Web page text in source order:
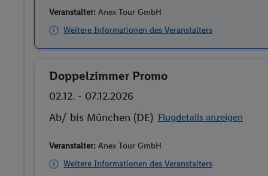
Veranstalter: Anex Tour GmbH
Weitere Informationen des Veranstalters
Buchen
Doppelzimmer Promo
02.12. - 07.12.2026
Ab/ bis München (DE) Flugdetails anzeigen
Veranstalter: Anex Tour GmbH
Weitere Informationen des Veranstalters